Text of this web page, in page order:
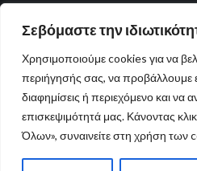
Σεβόμαστε την
Χρησιμοποιούμε cookies για να
περιήγησής σας, να προβάλλουμε
διαφημίσεις ή περιεχόμενο και να
επισκεψιμότητά μας. Κάνοντας
Όλων», συναινείτε στη χρήση των
ΑΡΧΙΚΉ ΠΟΛΙΤΙΚΉ ΕΛΛΆΔΑ